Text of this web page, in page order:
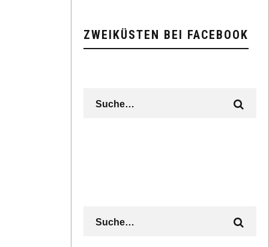
ZWEIKÜSTEN BEI FACEBOOK